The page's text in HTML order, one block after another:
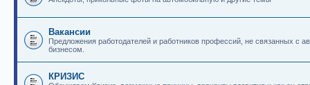
Вакансии
Предложения работодателей и работников профессий, не связанных с
бизнесом.
КРИЗИС